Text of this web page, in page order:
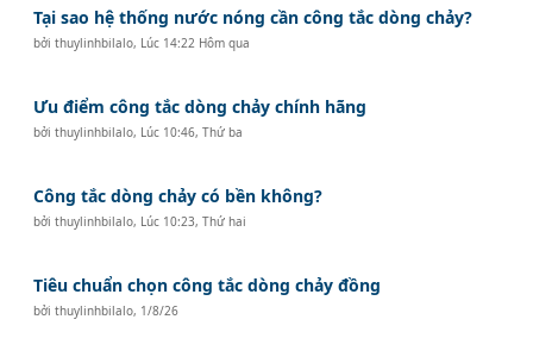
Tại sao hệ thống nước nóng cần công tắc dòng chảy?
bởithuylinhbilalo, Lúc 14:22 Hôm qua
Ưu điểm công tắc dòng chảy chính hãng
bởithuylinhbilalo, Lúc 10:46, Thứ ba
Công tắc dòng chảy có bền không?
bởithuylinhbilalo, Lúc 10:23, Thứ hai
Tiêu chuẩn chọn công tắc dòng chảy đồng
bởithuylinhbilalo, 1/8/26